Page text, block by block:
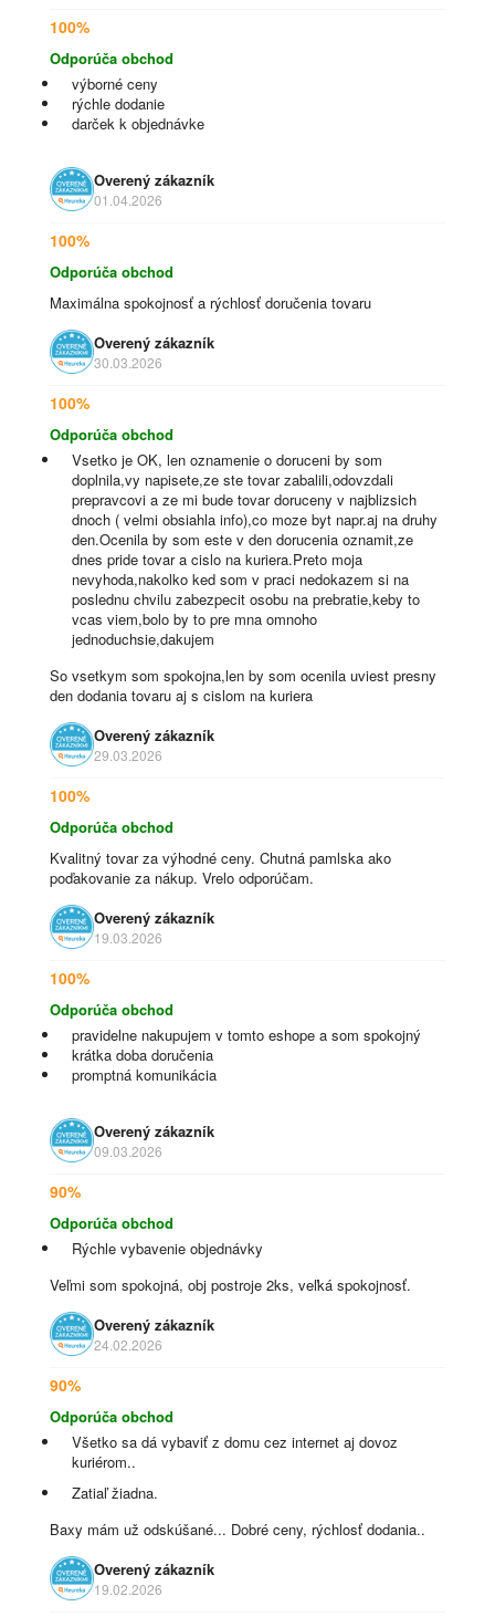
100%
Odporúča obchod
výborné ceny
rýchle dodanie
darček k objednávke
Overený zákazník
01.04.2026
100%
Odporúča obchod
Maximálna spokojnosť a rýchlosť doručenia tovaru
Overený zákazník
30.03.2026
100%
Odporúča obchod
Vsetko je OK, len oznamenie o doruceni by som
doplnila,vy napisete,ze ste tovar zabalili,odovzdali
prepravcovi a ze mi bude tovar doruceny v najblizsich
dnoch ( velmi obsiahla info),co moze byt napr.aj na druhy
den.Ocenila by som este v den dorucenia oznamit,ze
dnes pride tovar a cislo na kuriera.Preto moja
nevyhoda,nakolko ked som v praci nedokazem si na
poslednu chvilu zabezpecit osobu na prebratie,keby to
vcas viem,bolo by to pre mna omnoho
jednoduchsie,dakujem
So vsetkym som spokojna,len by som ocenila uviest presny
den dodania tovaru aj s cislom na kuriera
Overený zákazník
29.03.2026
100%
Odporúča obchod
Kvalitný tovar za výhodné ceny. Chutná pamlska ako
poďakovanie za nákup. Vrelo odporúčam.
Overený zákazník
19.03.2026
100%
Odporúča obchod
pravidelne nakupujem v tomto eshope a som spokojný
krátka doba doručenia
promptná komunikácia
Overený zákazník
09.03.2026
90%
Odporúča obchod
Rýchle vybavenie objednávky
Veľmi som spokojná, obj postroje 2ks, veľká spokojnosť.
Overený zákazník
24.02.2026
90%
Odporúča obchod
Všetko sa dá vybaviť z domu cez internet aj dovoz
kuriérom..
Zatiaľ žiadna.
Baxy mám už odskúšané... Dobré ceny, rýchlosť dodania..
Overený zákazník
19.02.2026